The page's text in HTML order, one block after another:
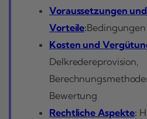
Voraussetzungen und
Vorteile:Bedingungen
Kosten und
Delkredereprovision,
Bewertung
Rechtliche Aspekte: